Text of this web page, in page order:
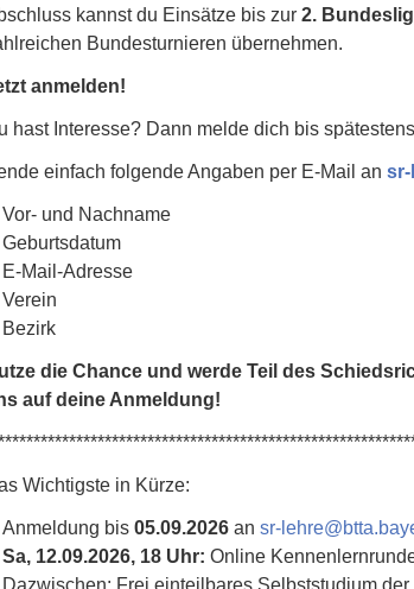
kannst du Einsätze bis zur 2.
Bundesturnieren übernehmen.
anmelden!
hast Interesse? Dann melde dich bis spätestens
einfach folgende Angaben per E-Mail an sr-
Vor- und Nachname
Geburtsdatum
E-Mail-Adresse
Verein
Bezirk
die Chance und werde Teil des
auf deine Anmeldung!
Wichtigste in Kürze:
Anmeldung bis 05.09.2026 an sr-
Sa, 12.09.2026, 18 Uhr: Online
Dazwischen: Frei einteilbares Selbststudium